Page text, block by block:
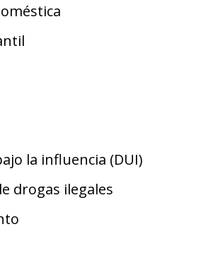
la influencia (DUI)
drogas ilegales